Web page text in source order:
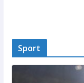
Sport